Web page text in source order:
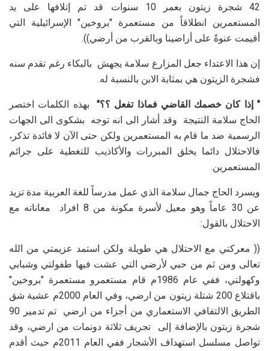
42 شجرة زيتون بعمر 10 سنوات قد تم إتلافها على يد
المستعمرين انطلاقاً من مستعمرة "بروخين" الإسرائيلية التي
أقيمت عنوةً على أراضينا وبالقرب من أرضي)).
إن هذا الاعتداء جعل المزارع سلامة يجهش بالبكاء رغم تقدم سنه
فشجرة الزيتون هي بمثابة الابن بالنسبة له.
" إذا كان خصمك القاضي فماذا تفعل ؟؟"بهذه الكلمات اختصر
الحاج سلامة النتيجة وقد أشار الى انه توجه بشكوى الى الجهات
الرسمية ضد ما قام به المستعمرين ولكن حتى الآن لا فائدة تذكر،
فالاحتلال دائما يخلق المبررات والأكاذيب للتغطية على جرائم
المستعمرين.
ويسرد الحاج جمال سلامة الذي عمل مدرساً للغة العربية مدة تزيد
عن 30 عاماً وهو معيل لأسرة مكونة من 8 افراد معاناته مع
الاحتلال بالقول:
(( معركتي مع الاحتلال هي طويلة ولكن استمد عزيمتي من الله
تعالى ومن ثم من حبي لأرضي التي عشت فيها طفولتي وشبابي
وكهولتي، ففي عام 1986م قام مستعمرو مستعمرة "بروخين"
باقتلاع 200 شتلة زيتون من ارضي، وفي العام 2000م عشية شق
الطريق الالتفافي الاستعماري من أجزاء من ارضي تم تدمير 90
شجرة زيتون بالإضافة إلى تجريف ثلاثة دونمات من ارضي، وقد
تواصل مسلسل استهداف الأشجار ففي العام 2011م حيث أقدم